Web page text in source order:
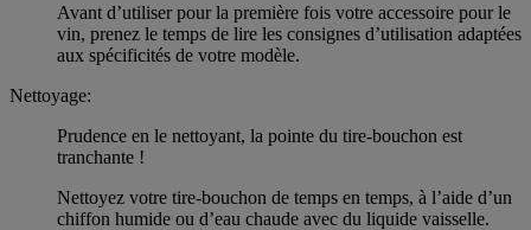
Avant d’utiliser pour la première fois votre accessoire pour le
vin, prenez le temps de lire les consignes d’utilisation adaptées
aux spécificités de votre modèle.
Nettoyage:
Prudence en le nettoyant, la pointe du tire-bouchon est
tranchante !
Nettoyez votre tire-bouchon de temps en temps, à l’aide d’un
chiffon humide ou d’eau chaude avec du liquide vaisselle.